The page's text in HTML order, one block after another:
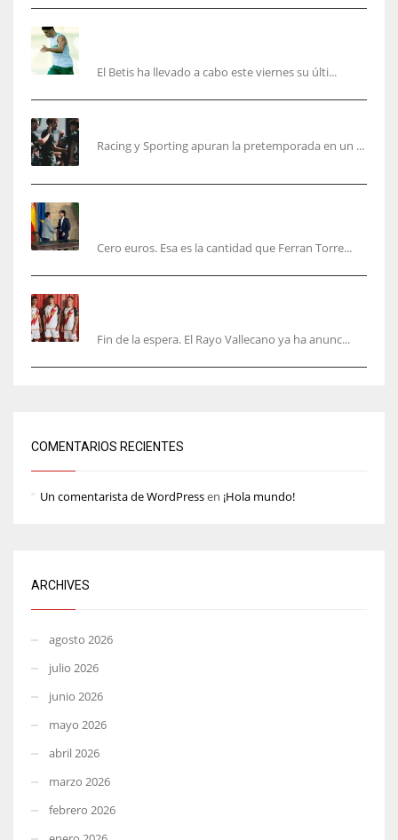
El Betis ha llevado a cabo este viernes su últi...
Racing y Sporting apuran la pretemporada en un ...
Cero euros. Esa es la cantidad que Ferran Torre...
Fin de la espera. El Rayo Vallecano ya ha anunc...
COMENTARIOS RECIENTES
Un comentarista de WordPressen ¡Hola mundo!
ARCHIVES
agosto 2026
julio 2026
junio 2026
mayo 2026
abril 2026
marzo 2026
febrero 2026